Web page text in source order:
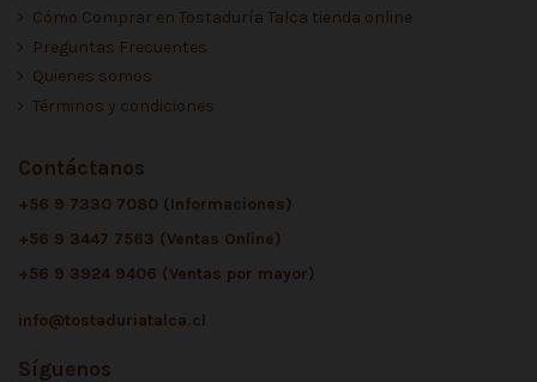
Cómo Comprar en Tostaduría Talca tienda online
Preguntas Frecuentes
Quienes somos
Términos y condiciones
Contáctanos
+56 9 7330 7080 (Informaciones)
+56 9 3447 7563 (Ventas Online)
+56 9 3924 9406 (Ventas por mayor)
info@tostaduriatalca.cl
Síguenos